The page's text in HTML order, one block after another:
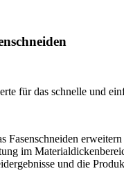
für das schnelle und
im
und die